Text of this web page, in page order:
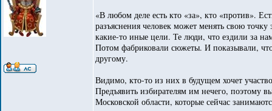
«В любом деле есть кто «за», кто «против».
разъяснения человек может менять свою
какие-то иные цели. Те люди, что ездили за
Потом фабриковали сюжеты. И показывали,
другому.
Видимо, кто-то из них в будущем хочет
Предъявить избирателям им нечего, поэтому
Московской области, которые сейчас